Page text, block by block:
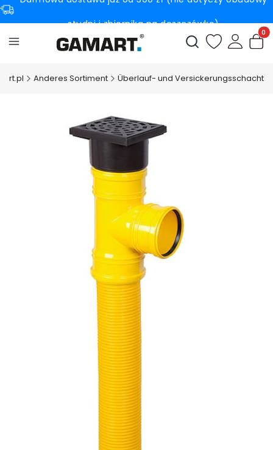
studni i zbiornika na deszczówkę)
Suchmaschine
Anderes Sortiment Überlauf- und Versickerungsschacht